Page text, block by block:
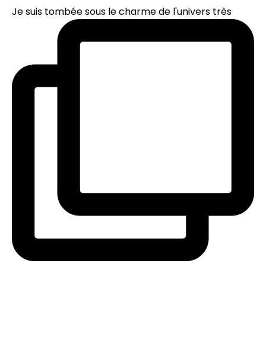
Je suis tombée sous le charme de l'univers très